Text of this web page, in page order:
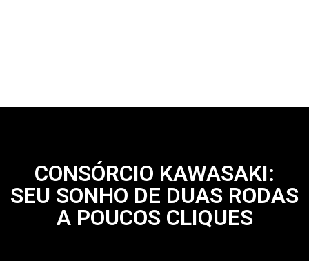
CONSÓRCIO KAWASAKI:
SEU SONHO DE DUAS RODAS
A POUCOS CLIQUES